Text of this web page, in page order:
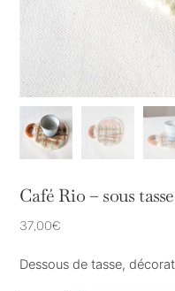
Café Rio – sous tasse
37,00€
Dessous de tasse,